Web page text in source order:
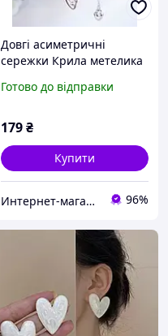
Довгі асиметричні
сережки Крила метелика
та перлами в
аніме Kuromi (AN) 32138
Готово до відправки
179₴
Купити
Интернет-магазин "Korni" 96%